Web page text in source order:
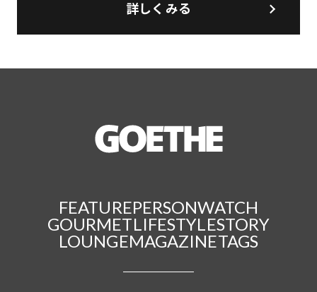
詳しくみる
FEATUREPERSONWATCH
GOURMETLIFESTYLESTORY
LOUNGEMAGAZINETAGS